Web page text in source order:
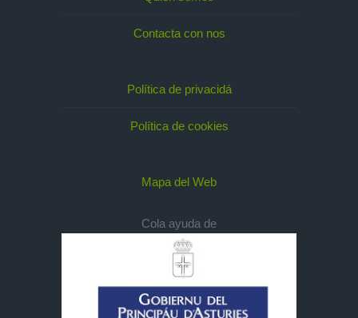
Contacta con nos
Política de privacidá
Política de cookies
Mapa del Web
Cola ayuda de